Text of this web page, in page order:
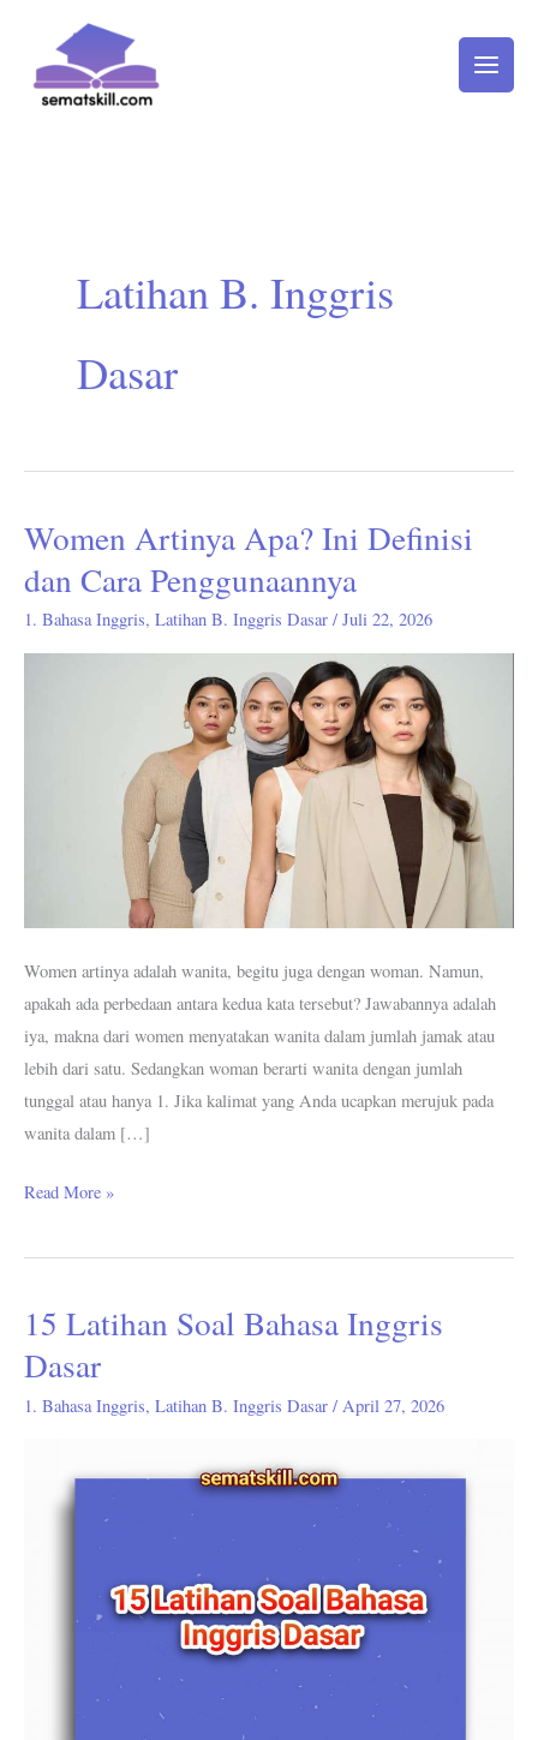
konten
Latihan B. Inggris
Dasar
Women Artinya Apa? Ini Definisi
dan Cara Penggunaannya
1. Bahasa Inggris, Latihan B. Inggris Dasar / Juli 22, 2026
Women artinya adalah wanita, begitu juga dengan woman. Namun,
apakah ada perbedaan antara kedua kata tersebut? Jawabannya adalah
iya, makna dari women menyatakan wanita dalam jumlah jamak atau
lebih dari satu. Sedangkan woman berarti wanita dengan jumlah
tunggal atau hanya 1. Jika kalimat yang Anda ucapkan merujuk pada
wanita dalam […]
Women
Apa?
Ini
Definisi
Read More »
15 Latihan Soal Bahasa Inggris
Dasar
1. Bahasa Inggris, Latihan B. Inggris Dasar / April 27, 2026
15
Soal
Bahasa